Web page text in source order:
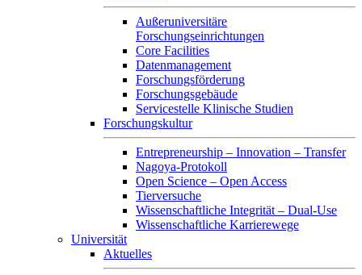
Außeruniversitäre
Forschungseinrichtungen
Core Facilities
Datenmanagement
Forschungsförderung
Forschungsgebäude
Servicestelle Klinische Studien
Forschungskultur
Entrepreneurship – Innovation – Transfer
Nagoya-Protokoll
Open Science – Open Access
Tierversuche
Wissenschaftliche Integrität – Dual-Use
Wissenschaftliche Karrierewege
Universität
Aktuelles